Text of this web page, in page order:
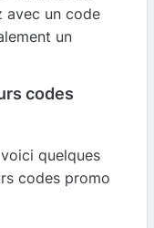
avec un code
un
codes
quelques
codes promo